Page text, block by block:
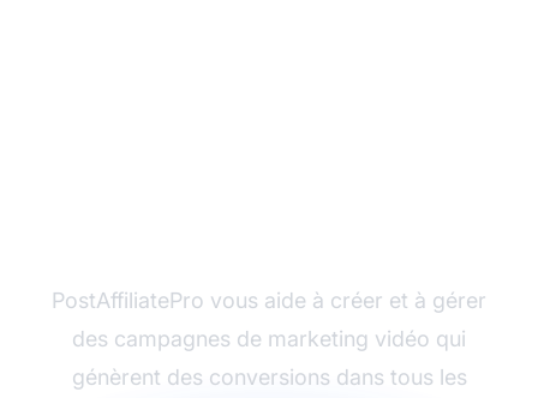
PostAffiliatePro vous aide à créer et à gérer
des campagnes de marketing vidéo qui
génèrent des conversions dans tous les